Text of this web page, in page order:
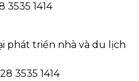
3535 1414
phát triển nhà và du lịch
3535 1414